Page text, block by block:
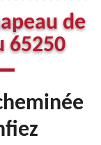
de
65250